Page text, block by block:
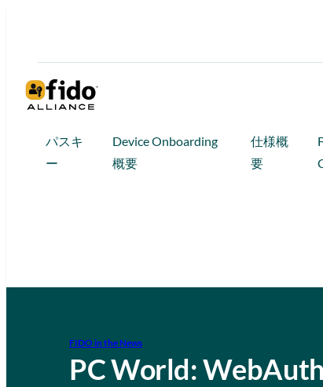
パスキ
ー
Device Onboarding
概要
仕様概
要
FIDO in the News
PC World: